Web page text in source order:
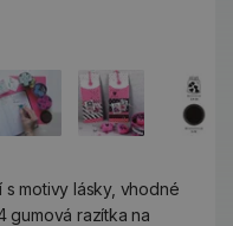
motivy lásky, vhodné
gumová razítka na